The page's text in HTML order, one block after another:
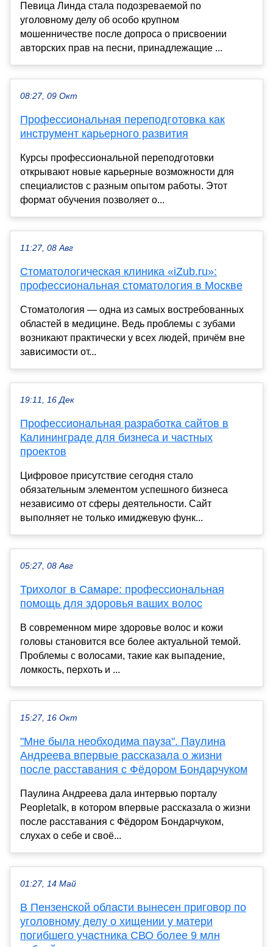
Певица Линда стала подозреваемой по
уголовному делу об особо крупном
мошенничестве после допроса о присвоении
авторских прав на песни, принадлежащие ...
08:27, 09 Окт
Профессиональная переподготовка как
инструмент карьерного развития
Курсы профессиональной переподготовки
открывают новые карьерные возможности для
специалистов с разным опытом работы. Этот
формат обучения позволяет о...
11:27, 08 Авг
Стоматологическая клиника «iZub.ru»:
профессиональная стоматология в Москве
Стоматология — одна из самых востребованных
областей в медицине. Ведь проблемы с зубами
возникают практически у всех людей, причём вне
зависимости от...
19:11, 16 Дек
Профессиональная разработка сайтов в
Калининграде для бизнеса и частных
проектов
Цифровое присутствие сегодня стало
обязательным элементом успешного бизнеса
независимо от сферы деятельности. Сайт
выполняет не только имиджевую функ...
05:27, 08 Авг
Трихолог в Самаре: профессиональная
помощь для здоровья ваших волос
В современном мире здоровье волос и кожи
головы становится все более актуальной темой.
Проблемы с волосами, такие как выпадение,
ломкость, перхоть и ...
15:27, 16 Окт
"Мне была необходима пауза". Паулина
Андреева впервые рассказала о жизни
после расставания с Фёдором Бондарчуком
Паулина Андреева дала интервью порталу
Peopletalk, в котором впервые рассказала о жизни
после расставания с Фёдором Бондарчуком,
слухах о себе и своё...
01:27, 14 Май
В Пензенской области вынесен приговор по
уголовному делу о хищении у матери
погибшего участника СВО более 9 млн